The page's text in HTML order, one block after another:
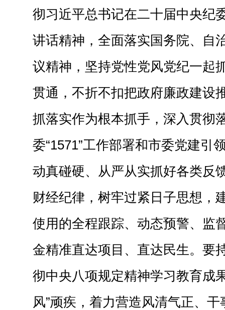
彻习近平总书记在二十届中央纪
讲话精神，全面落实国务院、自
议精神，坚持党性党风党纪一起
贯通，不折不扣把政府廉政建设
抓落实作为根本抓手，深入贯彻
委“1571”工作部署和市委党建引
动真碰硬、从严从实抓好各类反
财经纪律，树牢过紧日子思想，
使用的全程跟踪、动态预警、监
金精准直达项目、直达民生。要
彻中央八项规定精神学习教育成
风”顽疾，着力营造风清气正、